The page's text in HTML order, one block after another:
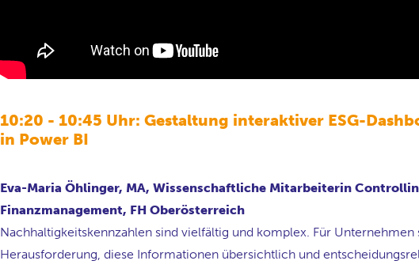
10:20 - 10:45 Uhr: Gestaltung interaktiver ESG-
in Power BI
Eva-Maria Öhlinger, MA, Wissenschaftliche Mitarbeiterin
Finanzmanagement, FH Oberösterreich
Nachhaltigkeitskennzahlen sind vielfältig und komplex. Für Unternehmen
Herausforderung, diese Informationen übersichtlich und